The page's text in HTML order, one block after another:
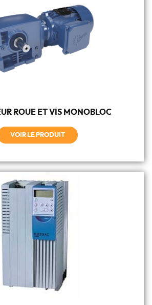
ROUE ET VIS MONOBLOC
VOIR LE PRODUIT